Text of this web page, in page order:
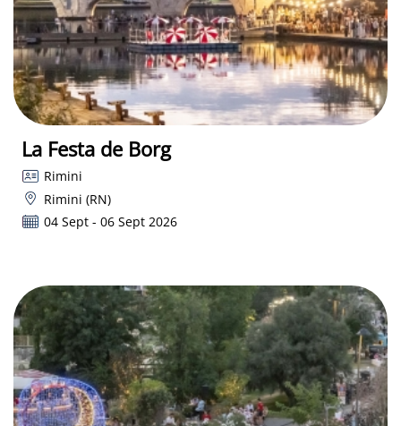
La Festa de Borg
Rimini
Rimini (RN)
04 Sept - 06 Sept 2026